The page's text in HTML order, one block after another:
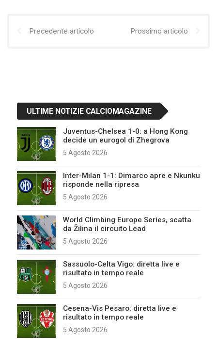
Precedente articolo Prossimo articolo
ULTIME NOTIZIE CALCIOMAGAZINE
Juventus-Chelsea 1-0: a Hong Kong
decide un eurogol di Zhegrova
5 Agosto 2026
Inter-Milan 1-1: Dimarco apre e Nkunku
risponde nella ripresa
5 Agosto 2026
World Climbing Europe Series, scatta
da Žilina il circuito Lead
5 Agosto 2026
Sassuolo-Celta Vigo: diretta live e
risultato in tempo reale
5 Agosto 2026
Cesena-Vis Pesaro: diretta live e
risultato in tempo reale
5 Agosto 2026